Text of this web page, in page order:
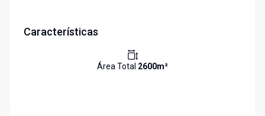
Características
Área Total 2600m²